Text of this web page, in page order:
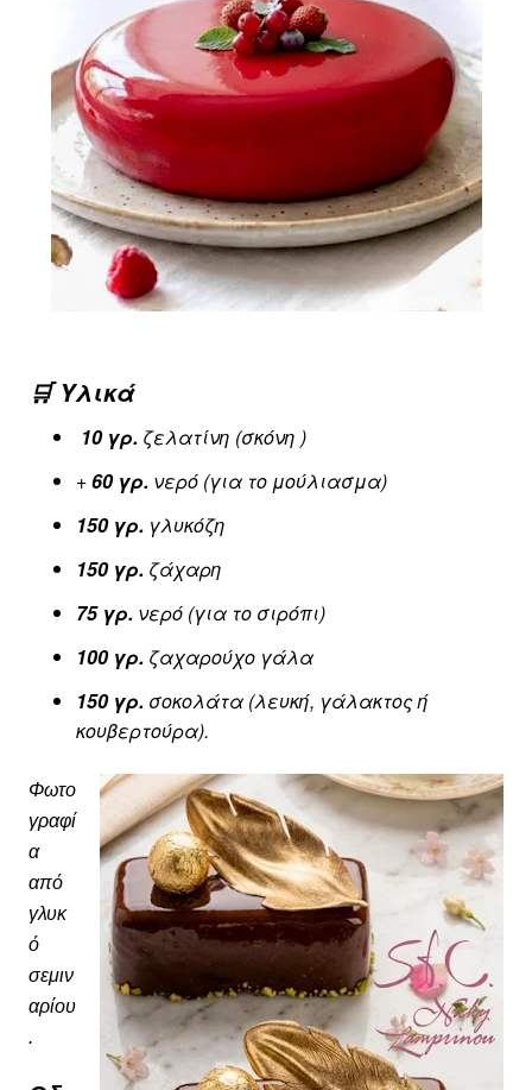
🛒 Υλικά
10 γρ. ζελατίνη (σκόνη )
+60 γρ. νερό (για το μούλιασμα)
150 γρ. γλυκόζη
150 γρ. ζάχαρη
75 γρ. νερό (για το σιρόπι)
100 γρ. ζαχαρούχο γάλα
150 γρ. σοκολάτα (λευκή, γάλακτος ή
κουβερτούρα).
Φωτο
γραφί
α
από
γλυκ
ό
σεμιν
αρίου
.